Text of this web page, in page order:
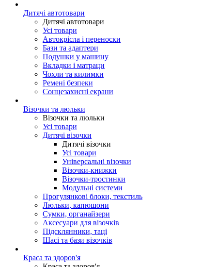
Дитячі автотовари
Дитячі автотовари
Усі товари
Автокрісла і переноски
Бази та адаптери
Подушки у машину
Вкладки і матраци
Чохли та килимки
Ремені безпеки
Сонцезахисні екрани
Візочки та люльки
Візочки та люльки
Усі товари
Дитячі візочки
Дитячі візочки
Усі товари
Універсальні візочки
Візочки-книжки
Візочки-тростинки
Модульні системи
Прогулянкові блоки, текстиль
Люльки, капюшони
Сумки, органайзери
Аксесуари для візочків
Підсклянники, таці
Шасі та бази візочків
Краса та здоров'я